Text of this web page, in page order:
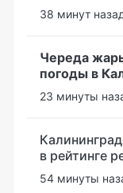
38 минут
Череда
погоды в
23 минуты
в рейтинге
54 минуты